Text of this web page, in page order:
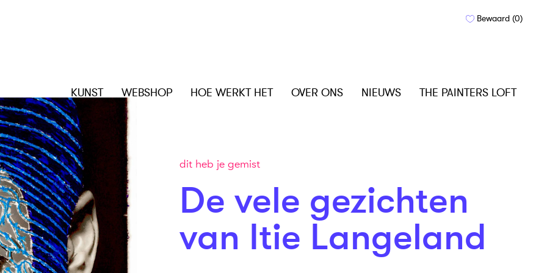
KUNST WEBSHOP HOE WERKT HET OVER ONS NIEUWS THE PAINTERS LOFT
Bewaard (0)
dit heb je gemist
De vele gezichten
van Itie Langeland